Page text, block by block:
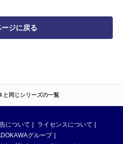
と同じシリーズの一覧
ージに戻る
について
ライセンスについて
グループ